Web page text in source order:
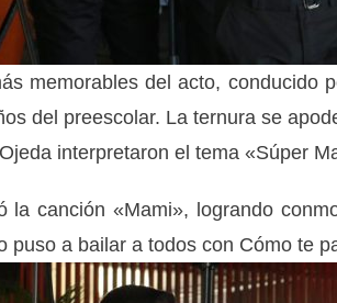
memorables del acto, conducido
del preescolar. La ternura se
interpretaron el tema «Súper
la canción «Mami», logrando
puso a bailar a todos con Cómo te